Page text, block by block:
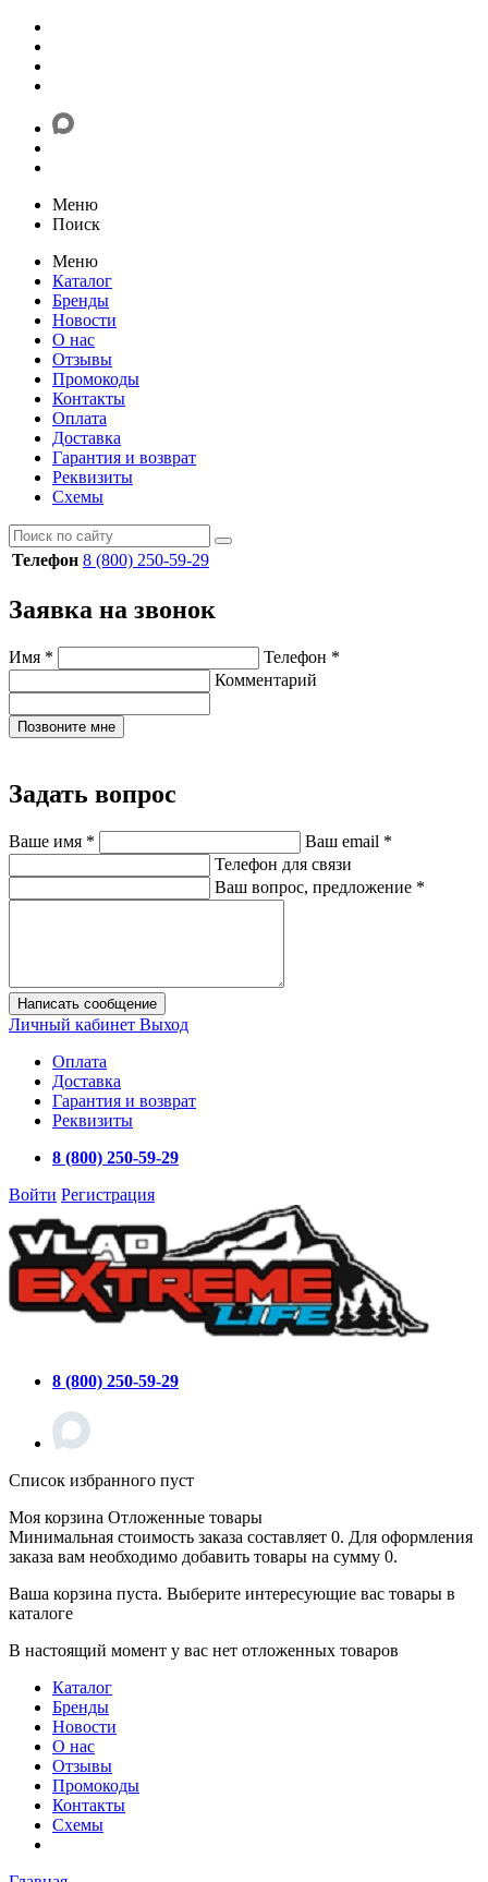
Меню
Поиск
Меню
Каталог
Бренды
Новости
О нас
Отзывы
Промокоды
Контакты
Оплата
Доставка
Гарантия и возврат
Реквизиты
Схемы
Телефон 8 (800) 250-59-29
Заявка на звонок
Имя * Телефон *
Комментарий
Позвоните мне
Задать вопрос
Ваше имя * Ваш email *
Телефон для связи
Ваш вопрос, предложение *
Написать сообщение
Личный кабинет Выход
Оплата
Доставка
Гарантия и возврат
Реквизиты
8 (800) 250-59-29
Войти Регистрация
8 (800) 250-59-29
Список избранного пуст
Моя корзина Отложенные товары
Минимальная стоимость заказа составляет 0. Для оформления
заказа вам необходимо добавить товары на сумму 0.
Ваша корзина пуста. Выберите интересующие вас товары в
каталоге
В настоящий момент у вас нет отложенных товаров
Каталог
Бренды
Новости
О нас
Отзывы
Промокоды
Контакты
Схемы